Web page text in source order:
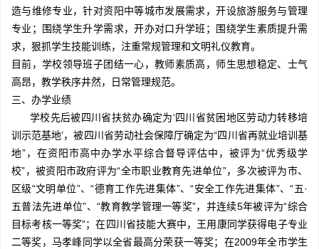
造与维修专业，针对资阳中等城市发展需求，开设旅游服务与管理
专业；围绕学生升学需求，开办对口升学班；围绕学生素质提升需
求，狠抓学生技能训练，注重常规管理和文明礼仪教育。
目前，学校领导班子团结一心，教师素质高，师生思想稳定、士气
高昂，教学秩序井然，日常管理规范。
三、办学业绩
学校先后被四川省扶贫办确定为‘四川省贫困地区劳动力转移培
训示范基地’，被四川省劳动社会保障厅确定为“四川省再就业培训基
地”，在资阳市高中办学水平综合督导评估中，被评为“优秀级学
校”，被资阳市政府评为“全市职业教育先进单位”，多次被评为市、
区级“文明单位”、“德育工作先进集体”、“安全工作先进集体”、“五·
五普法先进单位”、“教育教学管理一等奖”，并连续5年被评为“综合
目标考核一等奖”；在四川省技能大赛中，王用康同学获得电子专业
二等奖，马孝峰同学以全省最高分荣获一等奖；在2009年全市学生